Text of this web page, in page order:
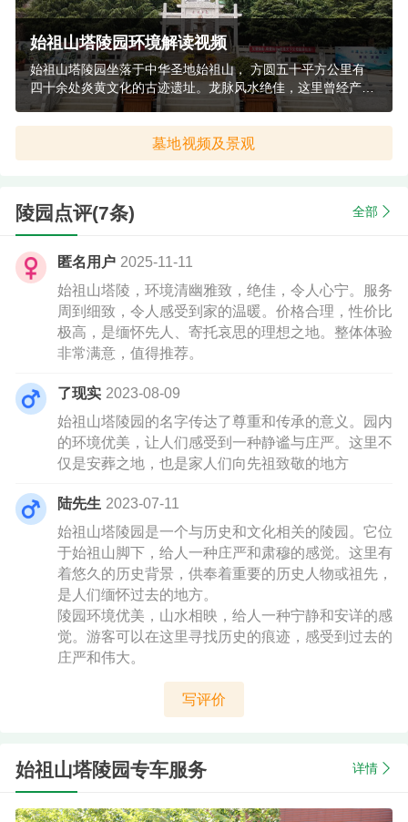
始祖山塔陵园环境解读视频
始祖山塔陵园坐落于中华圣地始祖山， 方圆五十平方公里有
四十余处炎黄文化的古迹遗址。龙脉风水绝佳，这里曾经产生
了中华民族的人文始祖炎黄，是地灵人杰的风水宝地。
墓地视频及景观
陵园点评(7条) 全部
匿名用户 2025-11-11
始祖山塔陵，环境清幽雅致，绝佳，令人心宁。服务
周到细致，令人感受到家的温暖。价格合理，性价比
极高，是缅怀先人、寄托哀思的理想之地。整体体验
非常满意，值得推荐。
了现实 2023-08-09
始祖山塔陵园的名字传达了尊重和传承的意义。园内
的环境优美，让人们感受到一种静谧与庄严。这里不
仅是安葬之地，也是家人们向先祖致敬的地方
陆先生 2023-07-11
始祖山塔陵园是一个与历史和文化相关的陵园。它位
于始祖山脚下，给人一种庄严和肃穆的感觉。这里有
着悠久的历史背景，供奉着重要的历史人物或祖先，
是人们缅怀过去的地方。
陵园环境优美，山水相映，给人一种宁静和安详的感
觉。游客可以在这里寻找历史的痕迹，感受到过去的
庄严和伟大。
写评价
始祖山塔陵园专车服务 详情